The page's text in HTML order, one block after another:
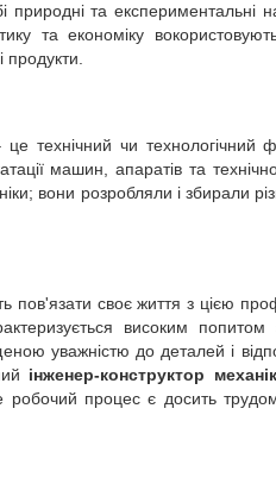
та експериментальні
та економіку
технічний чи технологічний
машин, апаратів та
вони розробляли і збирали
своє життя з цією
високим попитом
уважністю до деталей і
інженер-конструктор механік
робочий процес є досить